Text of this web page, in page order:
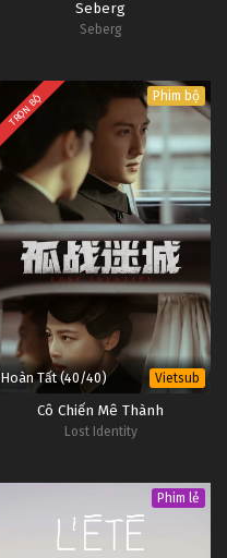
Seberg
Seberg
TRỌN BỘ Phim bộ
Hoàn Tất (40/40) Vietsub
Cô Chiến Mê Thành
Lost Identity
Phim lẻ